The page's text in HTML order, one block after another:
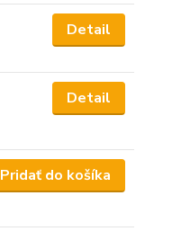
Detail
Detail
Pridať do košíka